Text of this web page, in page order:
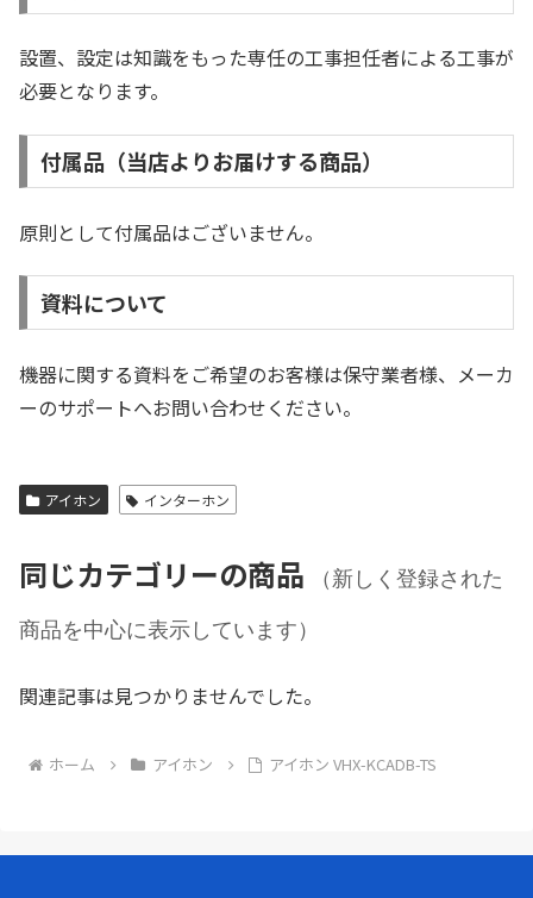
設置、設定は知識をもった専任の工事担任者による工事が
必要となります。
付属品（当店よりお届けする商品）
原則として付属品はございません。
資料について
機器に関する資料をご希望のお客様は保守業者様、メーカ
ーのサポートへお問い合わせください。
アイホン インターホン
同じカテゴリーの商品
（新しく登録された
商品を中心に表示しています）
関連記事は見つかりませんでした。
ホーム アイホン アイホン VHX-KCADB-TS